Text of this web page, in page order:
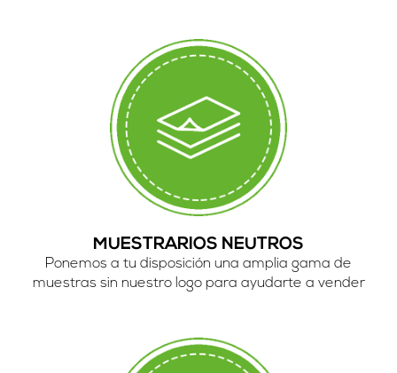
MUESTRARIOS NEUTROS
Ponemos a tu disposición una amplia gama de
muestras sin nuestro logo para ayudarte a vender